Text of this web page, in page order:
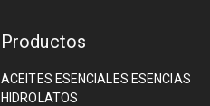
Productos
ACEITES ESENCIALES ESENCIAS
HIDROLATOS